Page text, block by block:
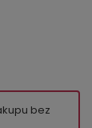
bez